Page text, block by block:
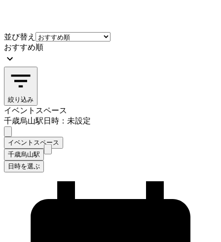
並び替え
おすすめ順
絞り込み
イベントスペース
千歳烏山駅日時：未設定
イベントスペース
千歳烏山駅
日時を選ぶ